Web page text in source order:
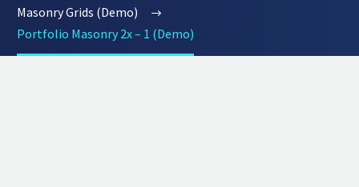
Masonry Grids (Demo)
Portfolio Masonry 2x – 1 (Demo)